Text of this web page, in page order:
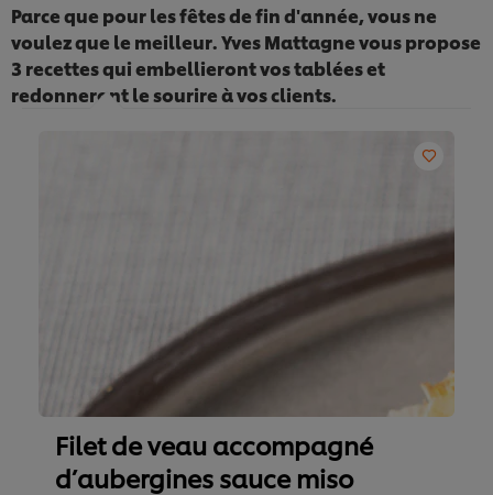
Parce que pour les fêtes de fin d'année, vous ne
voulez que le meilleur. Yves Mattagne vous propose
3 recettes qui embellieront vos tablées et
redonneront le sourire à vos clients.
Filet de veau accompagné
d’aubergines sauce miso